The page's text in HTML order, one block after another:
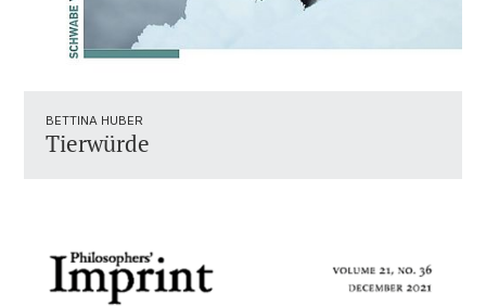
BETTINA HUBER
Tierwürde